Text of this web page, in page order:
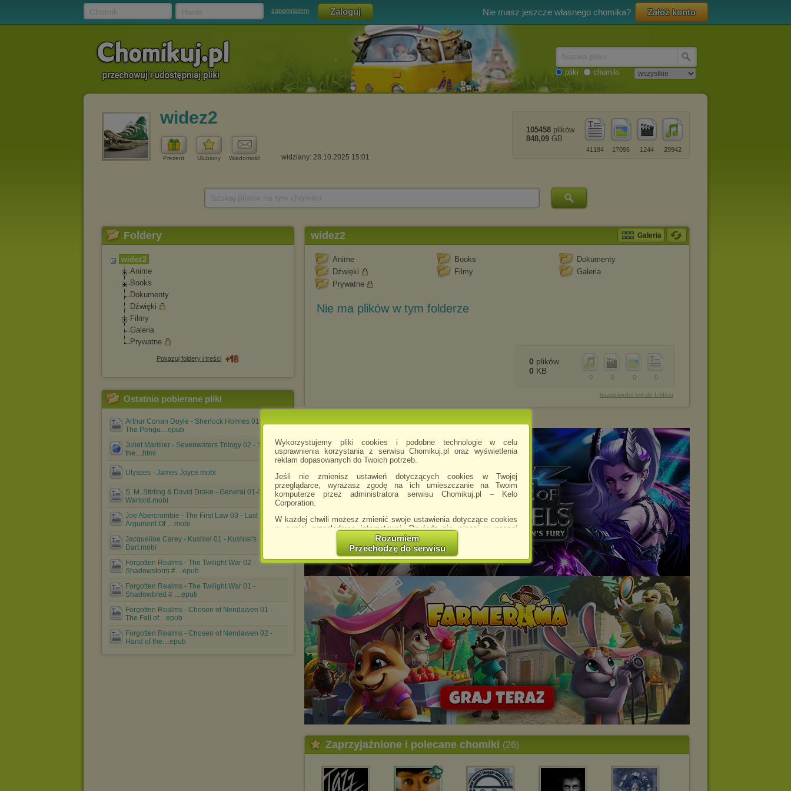
Wykorzystujemy pliki cookies i podobne technologie w celu
usprawnienia korzystania z serwisu Chomikuj.pl oraz wyświetlenia
reklam dopasowanych do Twoich potrzeb.
Jeśli nie zmienisz ustawień dotyczących cookies w Twojej
przeglądarce, wyrażasz zgodę na ich umieszczanie na Twoim
komputerze przez administratora serwisu Chomikuj.pl – Kelo
Corporation.
W każdej chwili możesz zmienić swoje ustawienia dotyczące cookies
w swojej przeglądarce internetowej. Dowiedz się więcej w naszej
http://chomikuj.pl/PolitykaPrywatnosci.aspx
Jednocześnie informujemy że zmiana ustawień przeglądarki może
spowodować ograniczenie korzystania ze strony Chomikuj.pl.
W przypadku braku twojej zgody na akceptację cookies niestety
prosimy o opuszczenie serwisu chomikuj.pl.
Wykorzystanie plików cookiesprzezZaufanych Partnerów
(dostosowanie reklam do Twoich potrzeb, analiza skuteczności działań
marketingowych).
Wyrażenie sprzeciwu spowoduje, że wyświetlana Ci reklama nie
będzie dopasowana do Twoich preferencji, a będzie to reklama
wyświetlona przypadkowo.
Istnieje możliwość zmiany ustawień przeglądarki internetowej w
sposób uniemożliwiający przechowywanie plików cookies na
urządzeniu końcowym. Można również usunąć pliki cookies,
dokonując odpowiednich zmian w ustawieniach przeglądarki
internetowej.
Pełną informację na ten temat znajdziesz pod adresem
Rozumiem
Przechodzę do serwisu
zapomniałem Nie masz jeszcze własnego chomika? Załóż konto
pliki chomiki
widez2
Prezent Ulubiony Wiadomość widziany: 28.10.2025 15:01
29942
1244
17096
41194
105458 plików
848,09 GB
Foldery
widez2
Anime
Books
Dokumenty
Dźwięki
Filmy
Galeria
Prywatne
Pokazuj foldery i treści
Ostatnio pobierane pliki
Arthur Conan Doyle - Sherlock Holmes 01-09 -
The Pengu....epub
Juliet Marillier - Sevenwaters Trilogy 02 - Son of
the....html
Ulysses - James Joyce.mobi
S. M. Stirling & David Drake - General 01-02 -
Warlord.mobi
Joe Abercrombie - The First Law 03 - Last
Argument Of ....mobi
Jacqueline Carey - Kushiel 01 - Kushiel's
Dart.mobi
Forgotten Realms - The Twilight War 02 -
Shadowstorm #....epub
Forgotten Realms - The Twilight War 01 -
Shadowbred # ....epub
Forgotten Realms - Chosen of Nendawen 01 -
The Fall of....epub
Forgotten Realms - Chosen of Nendawen 02 -
Hand of the....epub
widez2 Galeria
Anime Books
Dokumenty
Dźwięki
Filmy
Galeria
Prywatne
Nie ma plików w tym folderze
0
0
0
0
0 plików
0 KB
bezpośredni link do folderu
Zaprzyjaźnione i polecane chomiki (26)